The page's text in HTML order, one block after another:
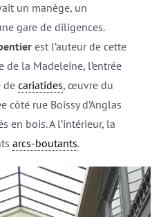
un manège, un
gare de diligences.
est l’auteur de cette
de la Madeleine, l’entrée
de cariatides, œuvre du
côté rue Boissy d’Anglas
en bois. A l’intérieur, la
arcs-boutants.